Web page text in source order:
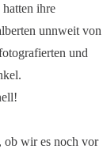
ihre
unnweit von
und
ob wir es noch vor